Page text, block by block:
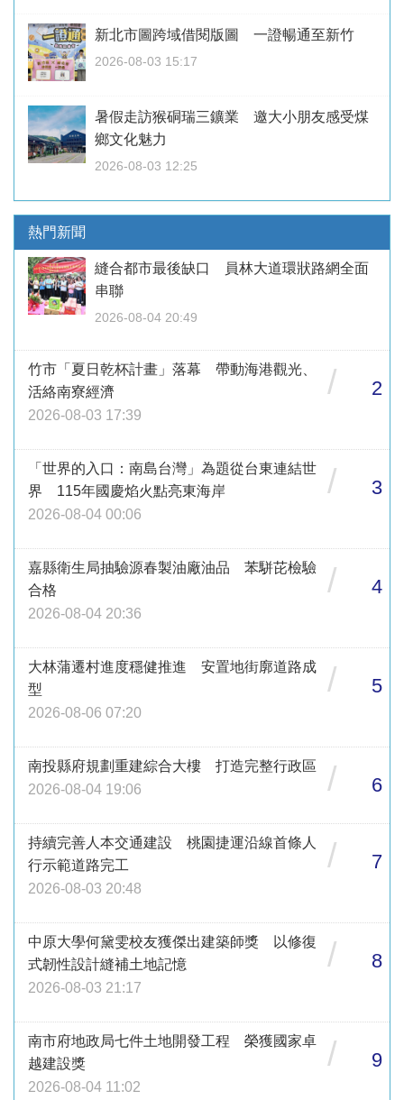
新北市圖跨域借閱版圖 一證暢通至新竹
2026-08-03 15:17
暑假走訪猴硐瑞三鑛業 邀大小朋友感受煤
鄉文化魅力
2026-08-03 12:25
熱門新聞
縫合都市最後缺口 員林大道環狀路網全面
串聯
2026-08-04 20:49
竹市「夏日乾杯計畫」落幕 帶動海港觀光、
活絡南寮經濟
2026-08-03 17:39
/ 2
「世界的入口：南島台灣」為題從台東連結世
界 115年國慶焰火點亮東海岸
2026-08-04 00:06
/ 3
嘉縣衛生局抽驗源春製油廠油品 苯駢芘檢驗
合格
2026-08-04 20:36
/ 4
大林蒲遷村進度穩健推進 安置地街廓道路成
型
2026-08-06 07:20
/ 5
南投縣府規劃重建綜合大樓 打造完整行政區
2026-08-04 19:06
/ 6
持續完善人本交通建設 桃園捷運沿線首條人
行示範道路完工
2026-08-03 20:48
/ 7
中原大學何黛雯校友獲傑出建築師獎 以修復
式韌性設計縫補土地記憶
2026-08-03 21:17
/ 8
南市府地政局七件土地開發工程 榮獲國家卓
越建設獎
2026-08-04 11:02
/ 9